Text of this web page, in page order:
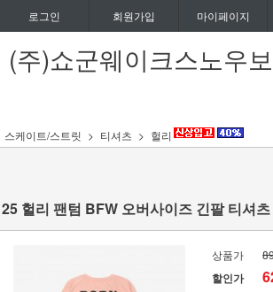
로그인 회원가입 마이페이지
(주)쇼군웨이크스노우
스케이트/스트릿 티셔츠 헐리
25 헐리 팬텀 BFW 오버사이즈 긴팔 티셔
상품가
할인가